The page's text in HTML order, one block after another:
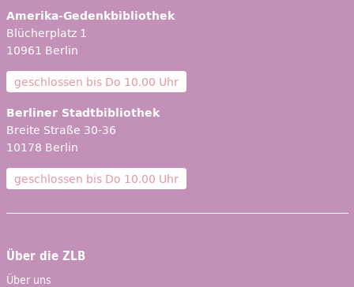
Amerika-Gedenkbibliothek
Blücherplatz 1
10961 Berlin
geschlossen bis Do 10.00 Uhr
Berliner Stadtbibliothek
Breite Straße 30-36
10178 Berlin
geschlossen bis Do 10.00 Uhr
Über die ZLB
Über uns